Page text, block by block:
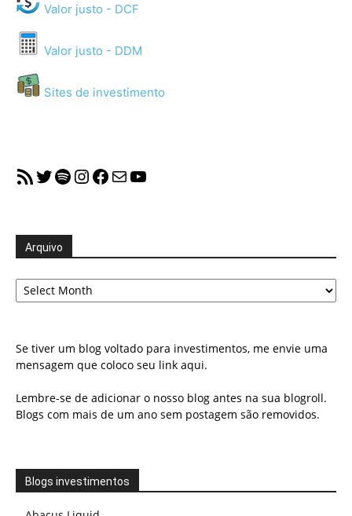
Valor justo - DCF
Valor justo - DDM
Sites de investimento
RSS FeedTwitter
Spotify
Instagram
Facebook
MailYouTube
Arquivo
Arquivo
Se tiver um blog voltado para investimentos, me envie uma
mensagem que coloco seu link aqui.
Lembre-se de adicionar o nosso blog antes na sua blogroll.
Blogs com mais de um ano sem postagem são removidos.
Blogs investimentos